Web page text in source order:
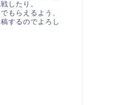
したり。
もらえるよう、
するのでよろし